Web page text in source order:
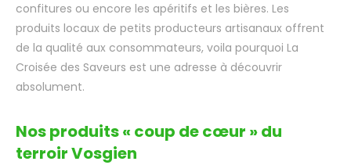
confitures ou encore les apéritifs et les bières. Les
produits locaux de petits producteurs artisanaux offrent
de la qualité aux consommateurs, voila pourquoi La
Croisée des Saveurs est une adresse à découvrir
absolument.
Nos produits « coup de cœur » du
terroir Vosgien